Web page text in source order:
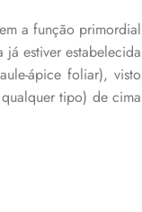
a função primordial
estiver estabelecida
ápice foliar), visto
tipo) de cima